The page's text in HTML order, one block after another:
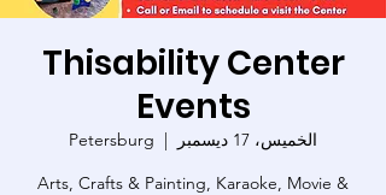
Thisability Center
Events
الخميس، 17 ديسمبر
  |
Petersburg
Arts, Crafts & Painting, Karaoke, Movie &